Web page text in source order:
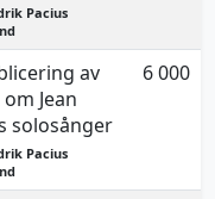
Pacius
av
Jean
solosånger
Pacius
6 000